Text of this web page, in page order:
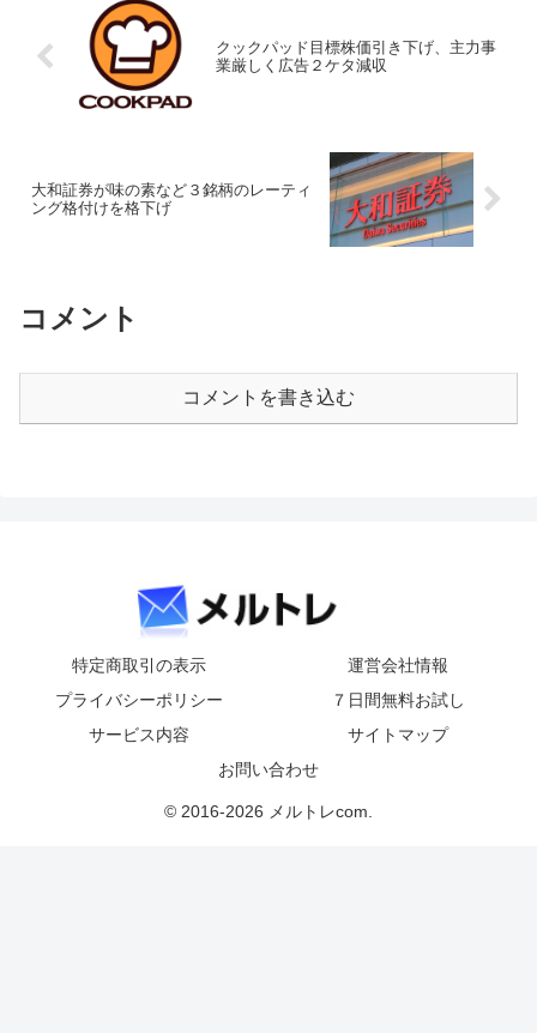
クックパッド目標株価引き下げ、主力事
業厳しく広告２ケタ減収
大和証券が味の素など３銘柄のレーティ
ング格付けを格下げ
コメント
コメントを書き込む
特定商取引の表示
運営会社情報
プライバシーポリシー
７日間無料お試し
サービス内容
サイトマップ
お問い合わせ
© 2016-2026 メルトレcom.